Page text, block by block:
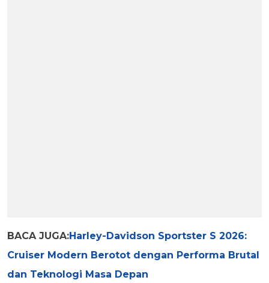
BACA JUGA:Harley-Davidson Sportster S 2026:
Cruiser Modern Berotot dengan Performa Brutal
dan Teknologi Masa Depan